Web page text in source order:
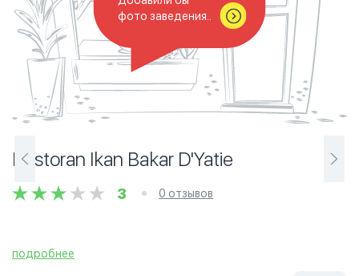
фото заведения..
Restoran Ikan Bakar D'Yatie
3 0 отзывов
подробнее